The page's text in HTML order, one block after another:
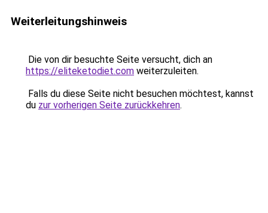
Weiterleitungshinweis
Die von dir besuchte Seite versucht, dich an
https://eliteketodiet.com weiterzuleiten.
Falls du diese Seite nicht besuchen möchtest, kannst
du zur vorherigen Seite zurückkehren.